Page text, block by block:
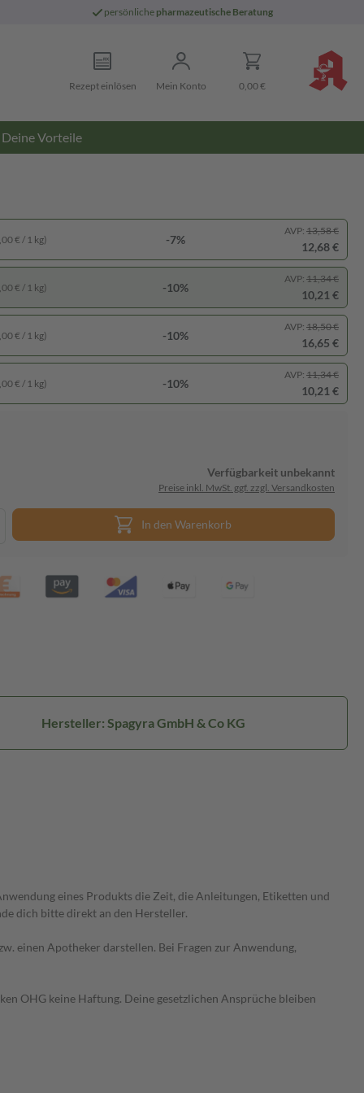
persönliche pharmazeutische Beratung
Rezept einlösen Mein Konto 0,00 €
Deine Vorteile
€ / 1 kg) -7%
AVP: 13,58 €
12,68 €
€ / 1 kg) -10%
AVP: 11,34 €
10,21 €
€ / 1 kg) -10%
AVP: 18,50 €
16,65 €
€ / 1 kg) -10%
AVP: 11,34 €
10,21 €
Verfügbarkeit unbekannt
Preise inkl. MwSt. ggf. zzgl. Versandkosten
In den Warenkorb
Hersteller: Spagyra GmbH & Co KG
eines Produkts die Zeit, die Anleitungen, Etiketten und
dich bitte direkt an den Hersteller.
einen Apotheker darstellen. Bei Fragen zur Anwendung,
OHG keine Haftung. Deine gesetzlichen Ansprüche bleiben